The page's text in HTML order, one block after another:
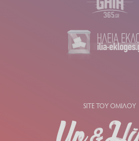
SITE ΤΟΥ ΟΜΙΛΟΥ